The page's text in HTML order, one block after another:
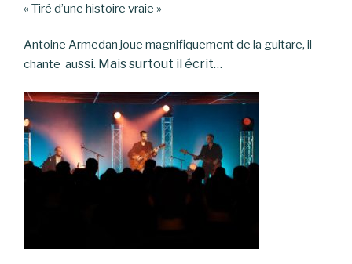
« Tiré d’une histoire vraie »
Antoine Armedan joue magnifiquement de la guitare, il
chante aussi. Mais surtout il écrit…